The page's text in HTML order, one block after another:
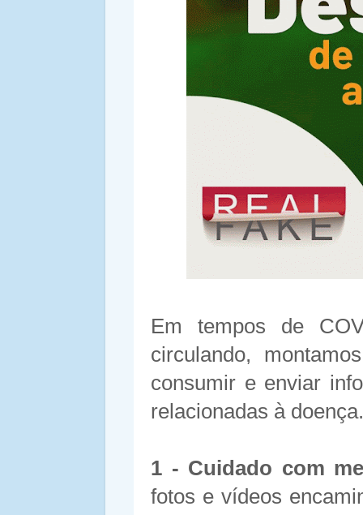
Em tempos de
circulando,
consumir e enviar
relacionadas à
1 - Cuidado com
fotos e vídeos